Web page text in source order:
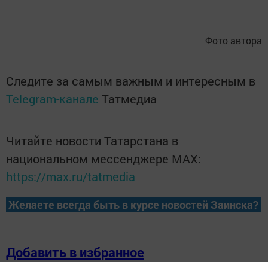
Фото автора
Следите за самым важным и интересным в
Telegram-канале Татмедиа
Читайте новости Татарстана в
национальном мессенджере MАХ:
https://max.ru/tatmedia
Желаете всегда быть в курсе новостей Заинска?
Добавить в избранное